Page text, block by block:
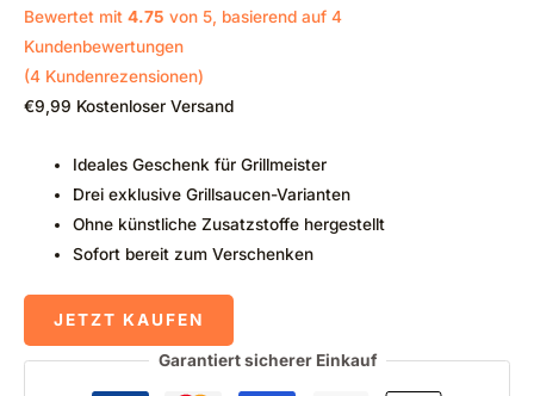
Bewertet mit 4.75 von 5, basierend auf 4
Kundenbewertungen
(4 Kundenrezensionen)
€9,99 Kostenloser Versand
Ideales Geschenk für Grillmeister
Drei exklusive Grillsaucen-Varianten
Ohne künstliche Zusatzstoffe hergestellt
Sofort bereit zum Verschenken
JETZT KAUFEN
Garantiert sicherer Einkauf